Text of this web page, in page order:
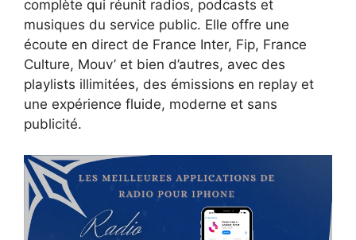
complète qui réunit radios, podcasts et
musiques du service public. Elle offre une
écoute en direct de France Inter, Fip, France
Culture, Mouv’ et bien d’autres, avec des
playlists illimitées, des émissions en replay et
une expérience fluide, moderne et sans
publicité.